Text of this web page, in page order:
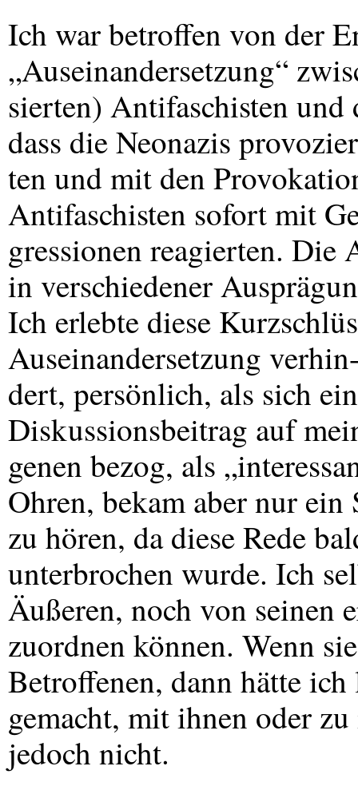
Ich war betroffen von der
„Auseinandersetzung“
sierten) Antifaschisten
dass die Neonazis
ten und mit den
Antifaschisten sofort mit
gressionen reagierten. Die
in verschiedener
Ich erlebte diese
Auseinandersetzung
dert, persönlich, als sich
Diskussionsbeitrag auf
genen bezog, als
Ohren, bekam aber nur ein
zu hören, da diese Rede
unterbrochen wurde. Ich
Äußeren, noch von seinen
zuordnen können. Wenn
Betroffenen, dann hätte
gemacht, mit ihnen oder
jedoch nicht.